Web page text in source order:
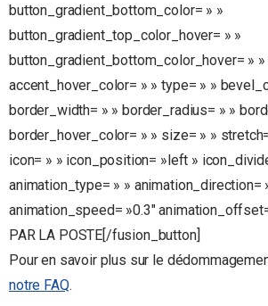
button_gradient_bottom_color= » »
button_gradient_top_color_hover= » »
button_gradient_bottom_color_hover= »
accent_hover_color= » » type= » »
border_width= » » border_radius= » »
border_hover_color= » » size= » »
icon= » » icon_position= »left »
animation_type= » » animation_direction=
animation_speed= »0.3″
PAR LA POSTE[/fusion_button]
Pour en savoir plus sur le
notre FAQ.